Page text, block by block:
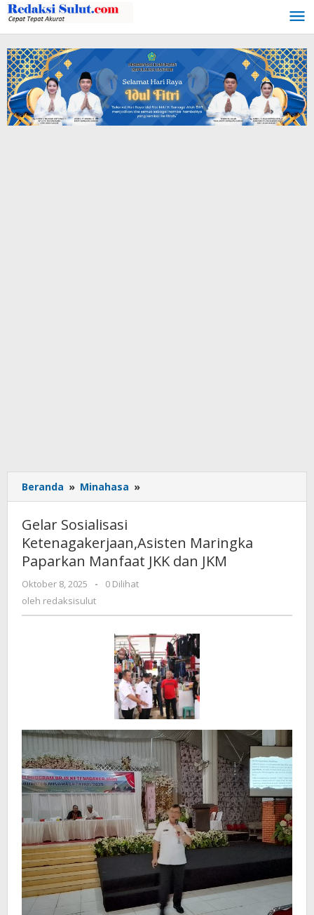
Lewati
ke
konten
Beranda » Minahasa »
Sosialisasi
Paparkan
Manfaat
Gelar Sosialisasi
Ketenagakerjaan,Asisten Maringka
Paparkan Manfaat JKK dan JKM
Oktober 8, 2025
oleh
redaksisulut
-
0 Dilihat
oleh redaksisulut